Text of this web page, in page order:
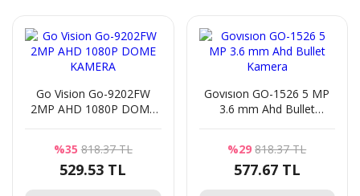
Go Vision Go-9202FW
2MP AHD 1080P DOME
%35 818.37 TL
529.53 TL
Govısıon GO-1526 5 MP
3.6 mm Ahd Bullet
%29 818.37 TL
577.67 TL